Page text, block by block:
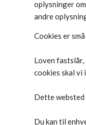
oplysninger
andre
Cookies er
Loven fastslår,
cookies skal vi
Dette
Du kan til